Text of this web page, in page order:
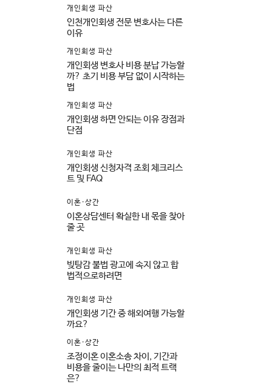
개인회생 파산
인천개인회생 전문 변호사는 다른
이유
개인회생 파산
개인회생 변호사 비용 분납 가능할
까? 초기 비용 부담 없이 시작하는
법
개인회생 파산
개인회생 하면 안되는 이유 장점과
단점
개인회생 파산
개인회생 신청자격 조회 체크리스
트 및 FAQ
이혼·상간
이혼상담센터 확실한 내 몫을 찾아
줄 곳
개인회생 파산
빚탕감 불법 광고에 속지 않고 합
법적으로하려면
개인회생 파산
개인회생 기간 중 해외여행 가능할
까요?
이혼·상간
조정이혼 이혼소송 차이, 기간과
비용을 줄이는 나만의 최적 트랙
은?